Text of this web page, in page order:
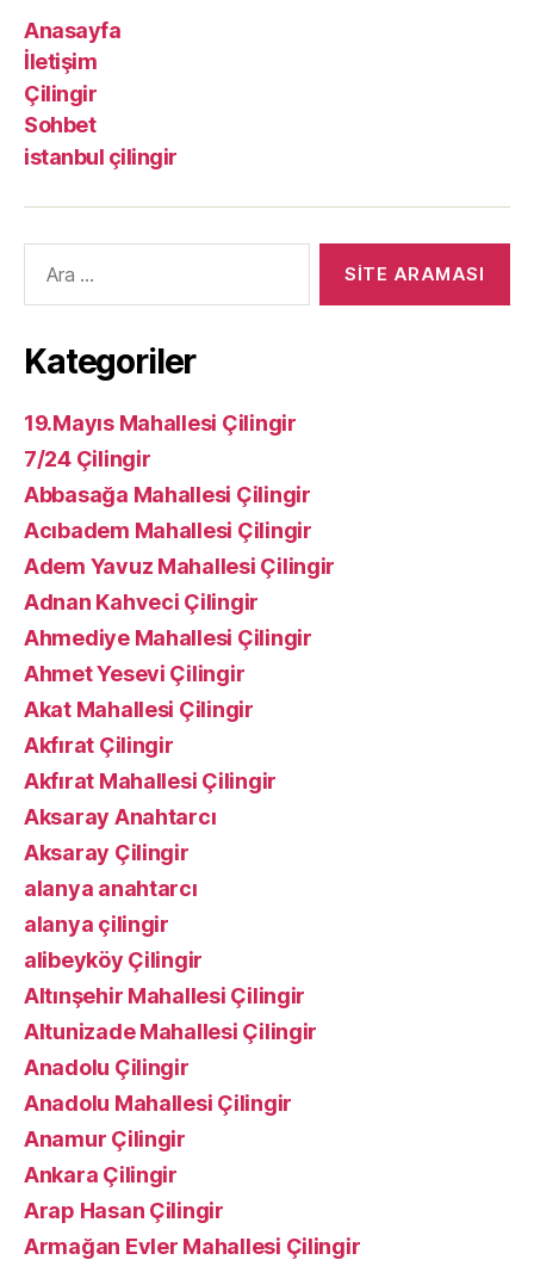
Anasayfa
İletişim
Çilingir
Sohbet
istanbul çilingir
yap:
Kategoriler
19.Mayıs Mahallesi Çilingir
7/24 Çilingir
Abbasağa Mahallesi Çilingir
Acıbadem Mahallesi Çilingir
Adem Yavuz Mahallesi Çilingir
Adnan Kahveci Çilingir
Ahmediye Mahallesi Çilingir
Ahmet Yesevi Çilingir
Akat Mahallesi Çilingir
Akfırat Çilingir
Akfırat Mahallesi Çilingir
Aksaray Anahtarcı
Aksaray Çilingir
alanya anahtarcı
alanya çilingir
alibeyköy Çilingir
Altınşehir Mahallesi Çilingir
Altunizade Mahallesi Çilingir
Anadolu Çilingir
Anadolu Mahallesi Çilingir
Anamur Çilingir
Ankara Çilingir
Arap Hasan Çilingir
Armağan Evler Mahallesi Çilingir